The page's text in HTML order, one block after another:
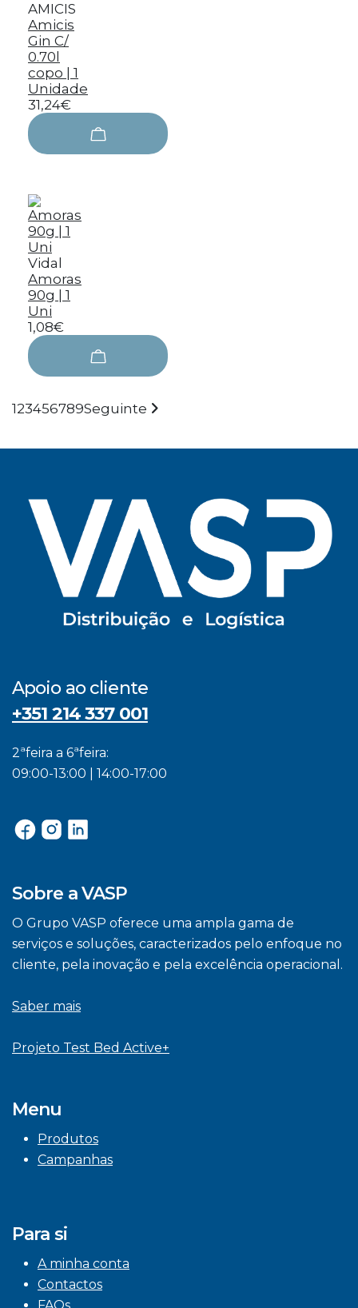
AMICIS
Amicis
Gin C/
0.70l
copo | 1
Unidade
31,24€
Vidal
Amoras
90g | 1
Uni
1,08€
123456789Seguinte
Apoio ao cliente
+351 214 337 001
2ªfeira a 6ªfeira:
09:00-13:00 | 14:00-17:00
Sobre a VASP
O Grupo VASP oferece uma ampla gama de
serviços e soluções, caracterizados pelo enfoque no
cliente, pela inovação e pela excelência operacional.
Saber mais
Projeto Test Bed Active+
Menu
Produtos
Campanhas
Para si
A minha conta
Contactos